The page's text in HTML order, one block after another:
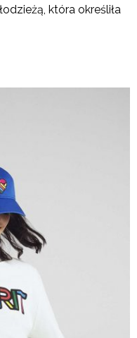
która określiła